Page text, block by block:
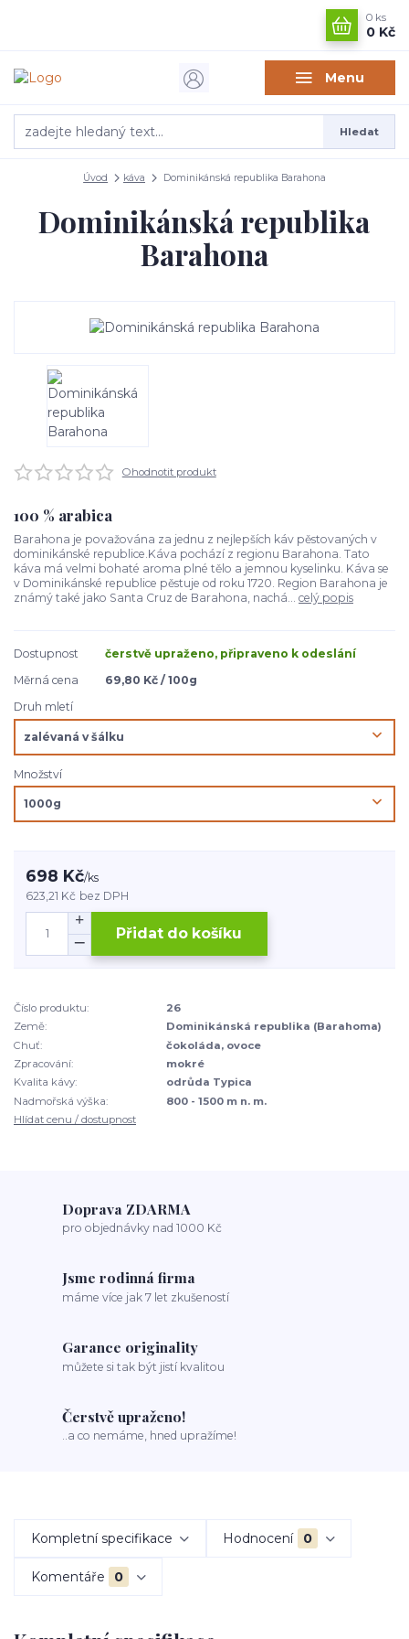
Menu
Hledat
0 ks
0 Kč
Úvod káva Dominikánská republika Barahona
Dominikánská republika
Barahona
Ohodnotit produkt
100 % arabica
Barahona je považována za jednu z nejlepších káv pěstovaných v
dominikánské republice.Káva pochází z regionu Barahona. Tato
káva má velmi bohaté aroma plné tělo a jemnou kyselinku. Káva se
v Dominikánské republice pěstuje od roku 1720. Region Barahona je
známý také jako Santa Cruz de Barahona, nachá... celý popis
Dostupnost
čerstvě upraženo, připraveno k odeslání
Měrná cena
69,80 Kč / 100g
Druh mletí
Množství
698 Kč/ks
623,21 Kč bez DPH
Přidat do košíku
Číslo produktu:
26
Země:
Dominikánská republika (Barahoma)
Chuť:
čokoláda, ovoce
Zpracování:
mokré
Kvalita kávy:
odrůda Typica
Nadmořská výška:
800 - 1500 m n. m.
Hlídat cenu / dostupnost
Doprava ZDARMA
pro objednávky nad 1000 Kč
Jsme rodinná firma
máme více jak 7 let zkušeností
Garance originality
můžete si tak být jistí kvalitou
Čerstvě upraženo!
..a co nemáme, hned upražíme!
Kompletní specifikace Hodnocení 0
Komentáře 0